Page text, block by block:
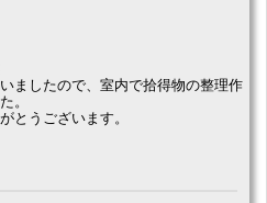
ましたので、室内で拾得物の整理作
。
とうございます。